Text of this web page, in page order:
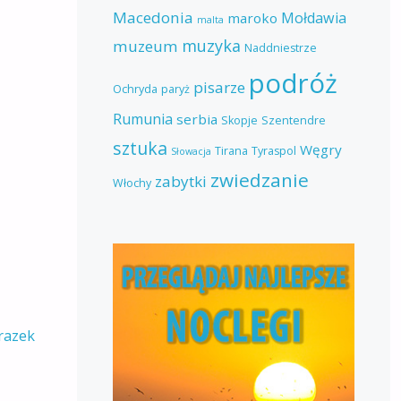
Macedonia malta maroko Mołdawia
muzeum muzyka Naddniestrze
Ochryda paryż pisarze podróż
Rumunia serbia Skopje Szentendre
sztuka Słowacja Tirana Tyraspol Węgry
Włochy zabytki zwiedzanie